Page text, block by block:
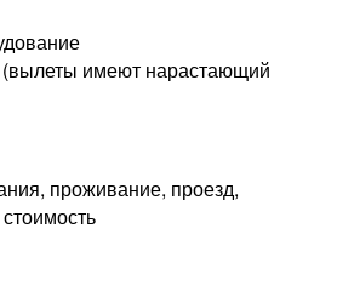
(вылеты имеют нарастающий
проживание, проезд,